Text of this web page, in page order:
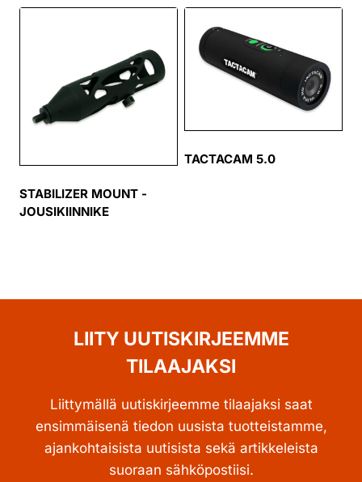
STABILIZER MOUNT -
JOUSIKIINNIKE
TACTACAM 5.0
LIITY UUTISKIRJEEMME
TILAAJAKSI
Liittymällä uutiskirjeemme tilaajaksi saat
ensimmäisenä tiedon uusista tuotteistamme,
ajankohtaisista uutisista sekä artikkeleista
suoraan sähköpostiisi.